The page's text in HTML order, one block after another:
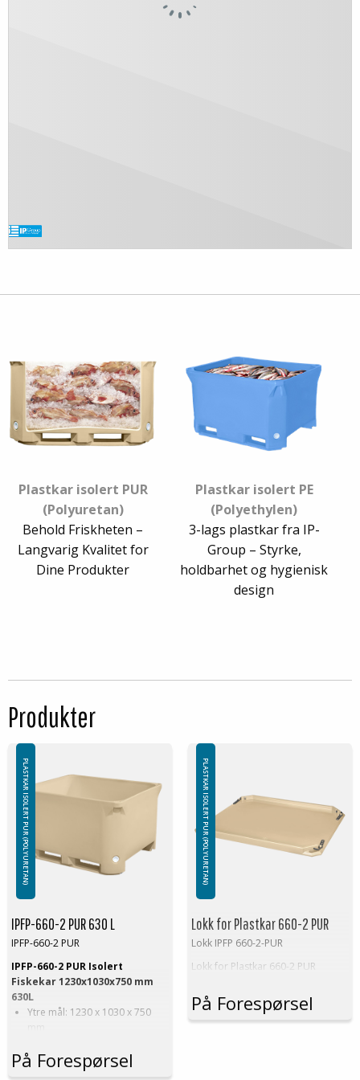
produktene dine. Skummet polyetylenisolasjon sørger
produksjonsmetode har våre isolerte containerne en
imponerende levetid og motstandskraft mot skader, noe
matprodukter. Velg IP-Group for hygieniske, isolerte
containere som møter de høyeste standardene for
matbehandlingsindustrien – og sikre både kvaliteten på
produktene dine og en kostnadseffektiv drift.
Plastkar isolert PUR
(Polyuretan)
Behold Friskheten –
Langvarig Kvalitet for
Dine Produkter
Plastkar isolert PE
(Polyethylen)
3-lags plastkar fra IP-
Group – Styrke,
holdbarhet og hygienisk
design
Produkter
IPFP-660-2 PUR 630 L
IPFP-660-2 PUR
IPFP-660-2 PUR Isolert
Fiskekar 1230x1030x750 mm
630L
Ytre mål: 1230 x 1030 x 750
970 x 580 mm
Minimum: 1141 x 946 x 566
PLASTKAR ISOLERT PUR (POLYURETAN)
På Forespørsel
Lokk for Plastkar 660-2 PUR
Lokk IPFP 660-2-PUR
Lokk for Plastkar 660-2 PUR
PLASTKAR ISOLERT PUR (POLYURETAN)
På Forespørsel